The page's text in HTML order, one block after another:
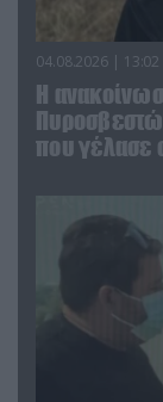
04.08.2026 | 13:02
Η
που γέλασε